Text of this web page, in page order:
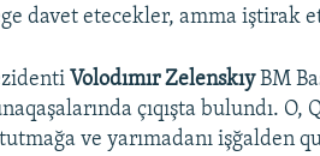
davet etecekler, amma iştirak
Volodımır ZelenskıyBM
çıqışta bulundı. O,
ve yarımadanı işğalden